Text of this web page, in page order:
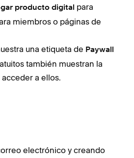
producto digital
para
miembros o páginas de
una etiqueta de Paywall
también muestran la
a ellos.
electrónico y creando